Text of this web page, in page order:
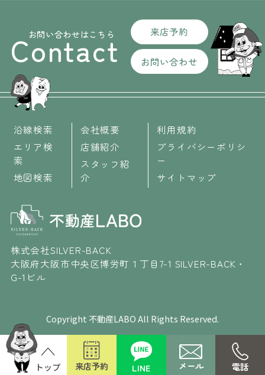
お問い合わせはこちら
Contact 来店予約
お問い合わせ
沿線検索
エリア検
索
地図検索
会社概要
店舗紹介
スタッフ紹
介
利用規約
プライバシーポリシ
ー
サイトマップ
株式会社SILVER-BACK
大阪府大阪市中央区博労町１丁目7-1 SILVER-BACK・
G-1ビル
Copyright 不動産LABO All Rights Reserved.
来店予約 LINE メール 電話